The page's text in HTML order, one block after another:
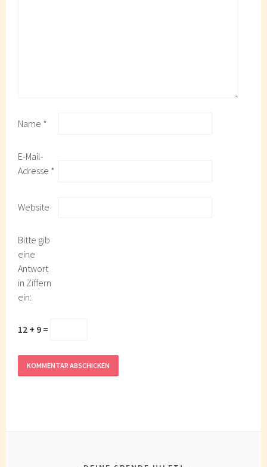
Name *
E-Mail-
Adresse *
Website
Bitte gib
eine
Antwort
in Ziffern
ein:
12 + 9 =